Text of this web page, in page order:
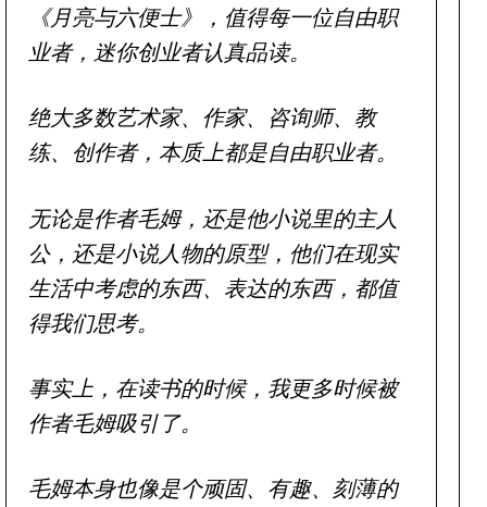
《月亮与六便士》，值得每一位自由职
业者，迷你创业者认真品读。
绝大多数艺术家、作家、咨询师、教
练、创作者，本质上都是自由职业者。
无论是作者毛姆，还是他小说里的主人
公，还是小说人物的原型，他们在现实
生活中考虑的东西、表达的东西，都值
得我们思考。
事实上，在读书的时候，我更多时候被
作者毛姆吸引了。
毛姆本身也像是个顽固、有趣、刻薄的